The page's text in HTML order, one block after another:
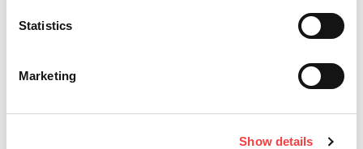
Statistics
Marketing
Show details
innovadores
Leer todo